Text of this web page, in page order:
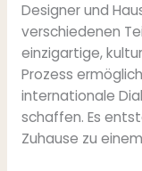
Designer und
verschiedenen
einzigartige,
Prozess
internationale
schaffen. Es
Zuhause zu